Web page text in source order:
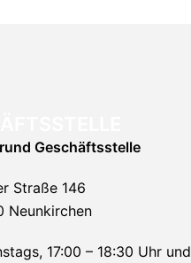
Geschäftsstelle
Straße 146
Neunkirchen
17:00 – 18:30 Uhr und